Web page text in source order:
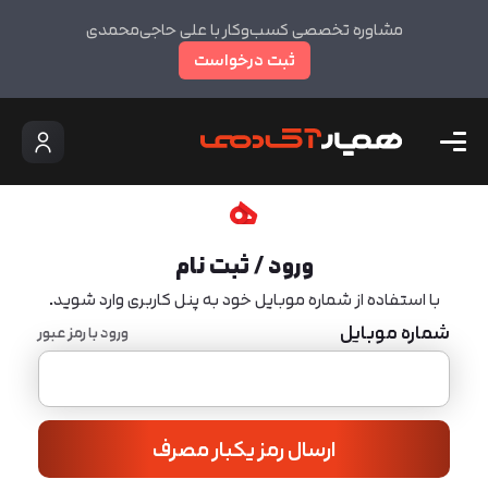
مشاوره تخصصی کسب‌وکار با علی حاجی‌محمدی
ثبت درخواست
ورود / ثبت نام
با استفاده از شماره موبایل خود به پنل کاربری وارد شوید.
شماره موبایل ورود با رمز عبور
ارسال رمز یکبار مصرف